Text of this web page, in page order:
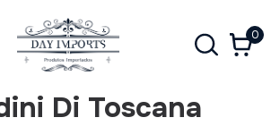
0
Di Toscana